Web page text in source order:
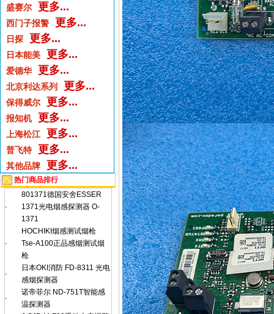
盛赛尔 更多...
西门子报警 更多...
日探 更多...
日本能美 更多...
爱德华 更多...
北京利达系列 更多...
保得威尔 更多...
报知机 更多...
上海松江 更多...
普飞特 更多...
其他品牌 更多...
热门商品排行
·
801371德国安舍ESSER
1371光电烟感探测器 O-
1371
·
HOCHIKI烟感测试烟枪
Tse-A100正品感烟测试烟
枪
·
日本OKI消防 FD-8311 光电
感烟探测器
·
诺帝菲尔 ND-751T智能感
温探测器